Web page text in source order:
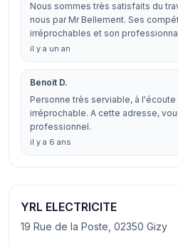
Nous sommes très satisfaits du
nous par Mr Bellement. Ses
irréprochables et son
il y a un an
Benoit D.
Personne très serviable, à
irréprochable. A cette adresse,
professionnel.
il y a 6 ans
YRL ELECTRICITE
19 Rue de la Poste, 02350 Gizy